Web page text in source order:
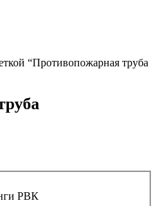
“Противопожарная труба
РВК